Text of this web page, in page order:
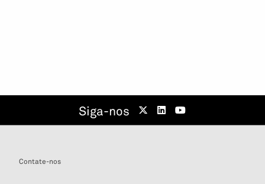
Siga-nos
Contate-nos